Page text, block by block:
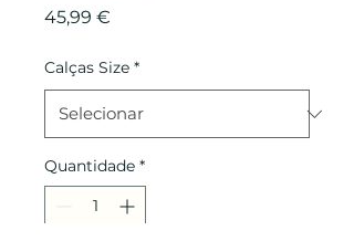
45,99 €
Calças Size *
Quantidade *